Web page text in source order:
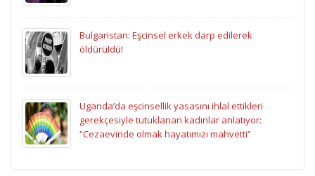
Bulgaristan: Eşcinsel erkek darp edilerek
öldürüldü!
Uganda’da eşcinsellik yasasını ihlal ettikleri
gerekçesiyle tutuklanan kadınlar anlatıyor:
“Cezaevinde olmak hayatımızı mahvetti”